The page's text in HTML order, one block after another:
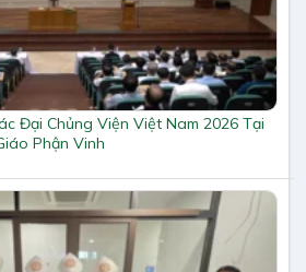
Đại Chủng Viện Việt Nam 2026 Tại
Phận Vinh